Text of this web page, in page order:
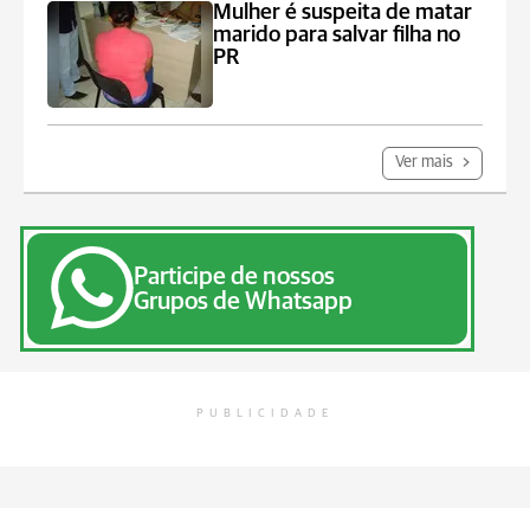
Mulher é suspeita de matar
marido para salvar filha no
PR
Ver mais
Participe de nossos
Grupos de Whatsapp
PUBLICIDADE